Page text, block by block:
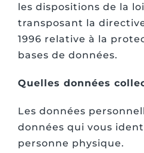
les dispositions de la
transposant la
1996 relative à la
bases de données.
Quelles données
Les données
données qui vous
personne physique.